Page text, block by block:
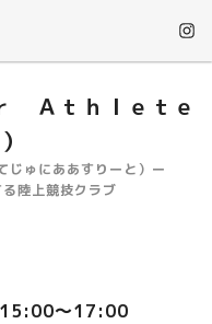
Ａｔｈｌｅｔｅ
じゅにああすりーと）ー
陸上競技クラブ
～17:00